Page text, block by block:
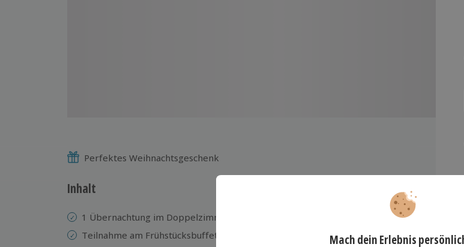
Perfektes Weihnachtsgeschenk
Inhalt
1 Übernachtung im Doppelzimmer im Hotel ACHAT Schwetzingen
Teilnahme am Frühstücksbuffet